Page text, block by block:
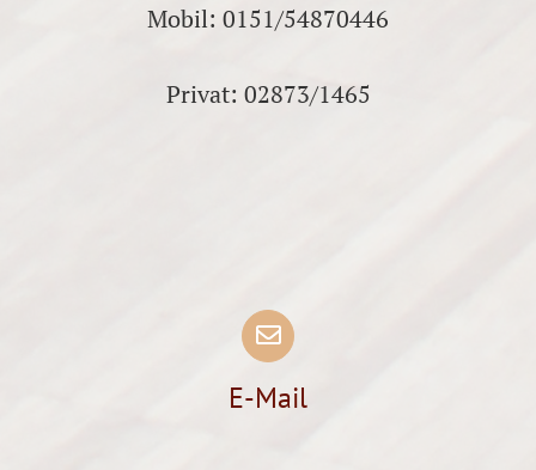
Mobil: 0151/54870446
Privat: 02873/1465
E-Mail